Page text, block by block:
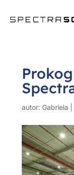
autor: Gabriela